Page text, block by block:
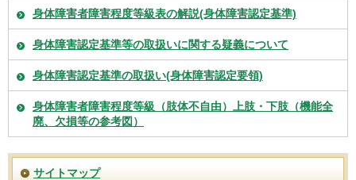
身体障害者障害程度等級表の解説(身体障害認定基準)
身体障害認定基準等の取扱いに関する疑義について
身体障害認定基準の取扱い(身体障害認定要領)
身体障害者障害程度等級（肢体不自由）上肢・下肢（機能全
廃、欠損等の参考図）
サイトマップ